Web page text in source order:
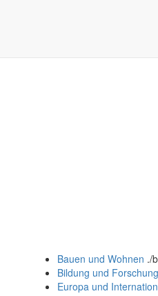
Bauen und Wohnen ./
Bildung und Forschung
Europa und